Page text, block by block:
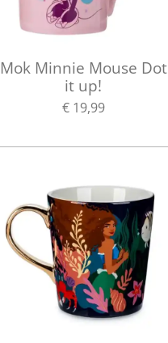
Mok Minnie Mouse Dot
it up!
€ 19,99